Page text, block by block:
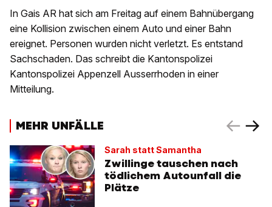
In Gais AR hat sich am Freitag auf einem Bahnübergang
eine Kollision zwischen einem Auto und einer Bahn
ereignet. Personen wurden nicht verletzt. Es entstand
Sachschaden. Das schreibt die Kantonspolizei
Kantonspolizei Appenzell Ausserrhoden in einer
Mitteilung.
MEHR UNFÄLLE
Sarah statt Samantha
Zwillinge tauschen nach
tödlichem Autounfall die
Plätze